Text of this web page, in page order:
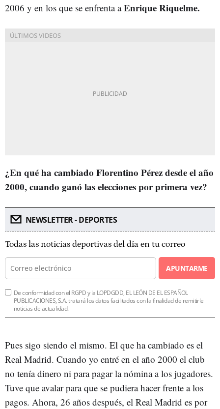
2006 y en los que se enfrenta aEnrique Riquelme.
¿En qué ha cambiado Florentino Pérez desde el año
2000, cuando ganó las elecciones por primera vez?
NEWSLETTER - DEPORTES
Todas las noticias deportivas del día en tu correo
APUNTARME
De conformidad con el RGPD y la LOPDGDD, EL LEÓN DE EL ESPAÑOL
PUBLICACIONES, S.A. tratará los datos facilitados con la finalidad de remitirle
noticias de actualidad.
Pues sigo siendo el mismo. El que ha cambiado es el
Real Madrid. Cuando yo entré en el año 2000 el club
no tenía dinero ni para pagar la nómina a los jugadores.
Tuve que avalar para que se pudiera hacer frente a los
pagos. Ahora, 26 años después, el Real Madrid es por